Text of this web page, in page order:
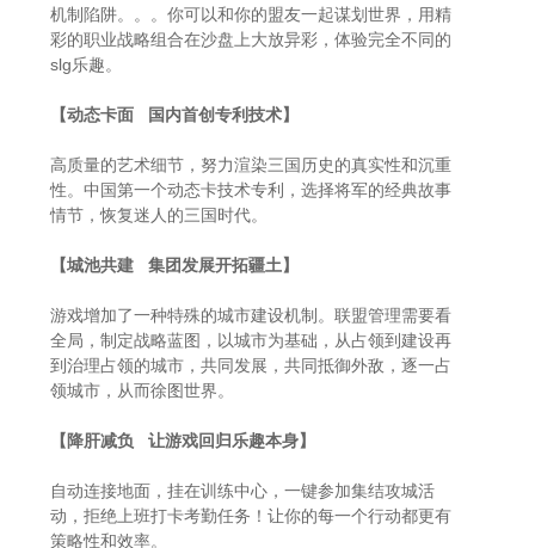
机制陷阱。。。你可以和你的盟友一起谋划世界，用精
彩的职业战略组合在沙盘上大放异彩，体验完全不同的
slg乐趣。
【动态卡面 国内首创专利技术】
高质量的艺术细节，努力渲染三国历史的真实性和沉重
性。中国第一个动态卡技术专利，选择将军的经典故事
情节，恢复迷人的三国时代。
【城池共建 集团发展开拓疆土】
游戏增加了一种特殊的城市建设机制。联盟管理需要看
全局，制定战略蓝图，以城市为基础，从占领到建设再
到治理占领的城市，共同发展，共同抵御外敌，逐一占
领城市，从而徐图世界。
【降肝减负 让游戏回归乐趣本身】
自动连接地面，挂在训练中心，一键参加集结攻城活
动，拒绝上班打卡考勤任务！让你的每一个行动都更有
策略性和效率。